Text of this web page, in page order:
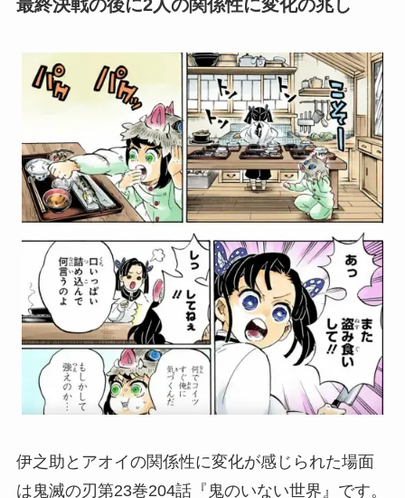
最終決戦の後に2人の関係性に変化の兆し
伊之助とアオイの関係性に変化が感じられた場面
は鬼滅の刃第23巻204話『鬼のいない世界』です。